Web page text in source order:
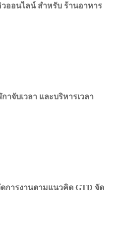
วออนไลน์ สำหรับ ร้านอาหาร
าจับเวลา และบริหารเวลา
การงานตามแนวคิด GTD จัด